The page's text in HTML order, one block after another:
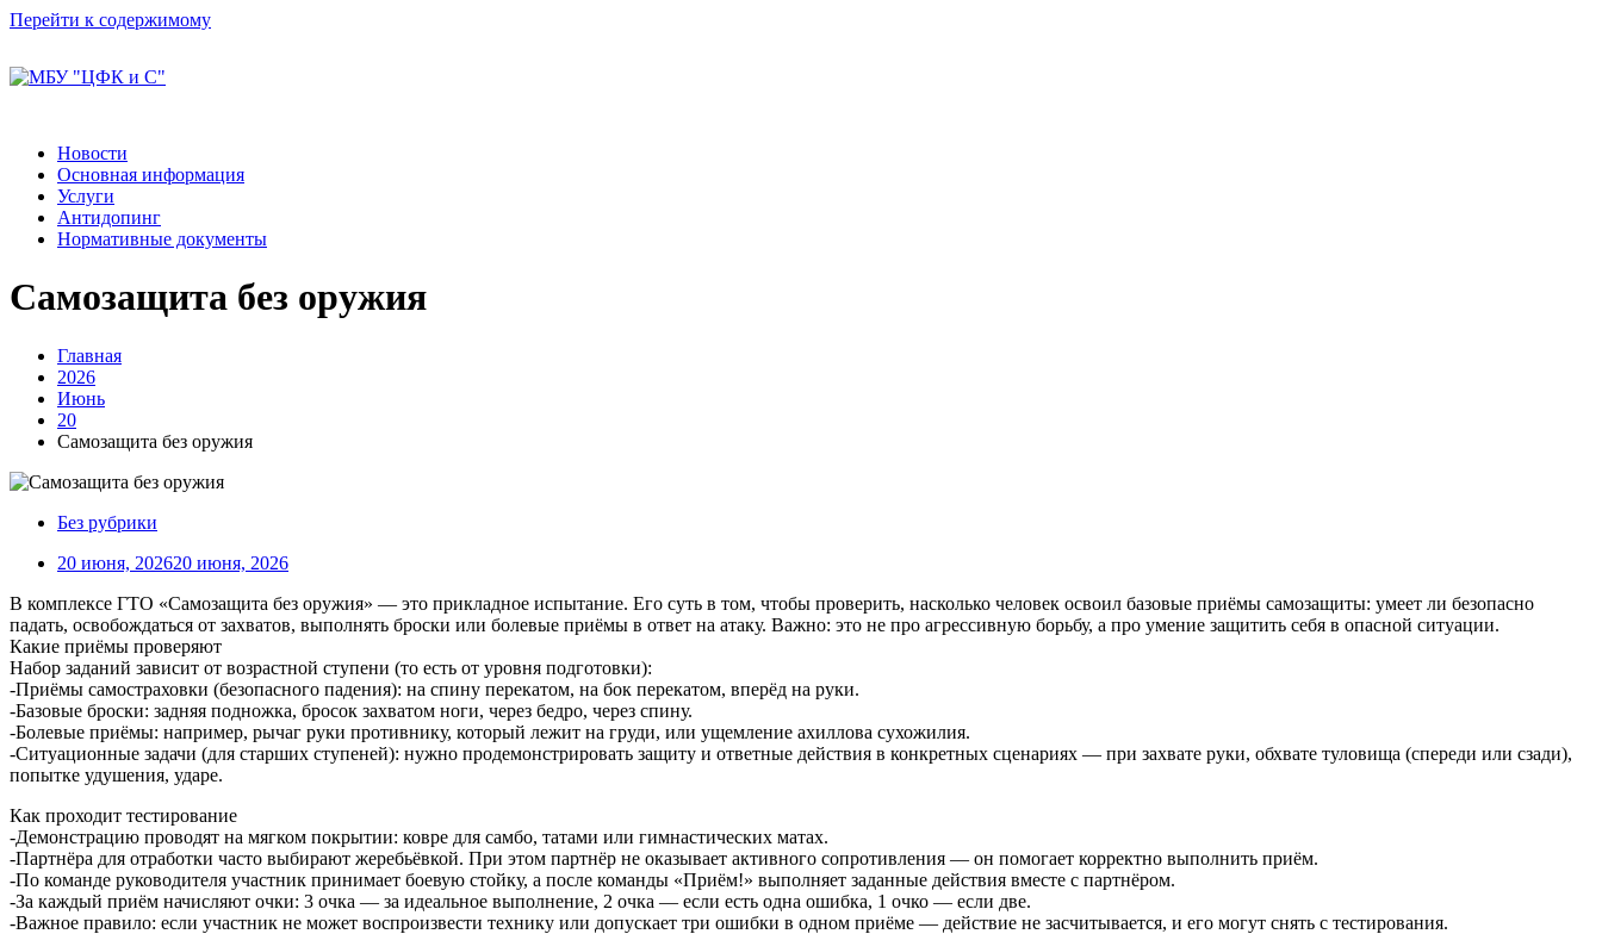
Перейти к содержимому
Новости
Основная информация
Услуги
Антидопинг
Нормативные документы
Самозащита без оружия
Главная
2026
Июнь
20
Самозащита без оружия
Без рубрики
20 июня, 202620 июня, 2026
В комплексе ГТО «Самозащита без оружия» — это прикладное испытание. Его суть в том, чтобы проверить, насколько человек освоил базовые приёмы самозащиты: умеет ли безопасно
падать, освобождаться от захватов, выполнять броски или болевые приёмы в ответ на атаку. Важно: это не про агрессивную борьбу, а про умение защитить себя в опасной ситуации.
Какие приёмы проверяют
Набор заданий зависит от возрастной ступени (то есть от уровня подготовки):
-Приёмы самостраховки (безопасного падения): на спину перекатом, на бок перекатом, вперёд на руки.
-Базовые броски: задняя подножка, бросок захватом ноги, через бедро, через спину.
-Болевые приёмы: например, рычаг руки противнику, который лежит на груди, или ущемление ахиллова сухожилия.
-Ситуационные задачи (для старших ступеней): нужно продемонстрировать защиту и ответные действия в конкретных сценариях — при захвате руки, обхвате туловища (спереди или сзади),
попытке удушения, ударе.
Как проходит тестирование
-Демонстрацию проводят на мягком покрытии: ковре для самбо, татами или гимнастических матах.
-Партнёра для отработки часто выбирают жеребьёвкой. При этом партнёр не оказывает активного сопротивления — он помогает корректно выполнить приём.
-По команде руководителя участник принимает боевую стойку, а после команды «Приём!» выполняет заданные действия вместе с партнёром.
-За каждый приём начисляют очки: 3 очка — за идеальное выполнение, 2 очка — если есть одна ошибка, 1 очко — если две.
-Важное правило: если участник не может воспроизвести технику или допускает три ошибки в одном приёме — действие не засчитывается, и его могут снять с тестирования.